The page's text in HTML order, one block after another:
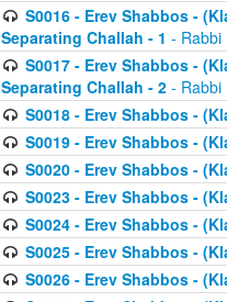
S0016 - Erev Shabbos -
Separating Challah - 1 - Rabbi
S0017 - Erev Shabbos -
Separating Challah - 2 - Rabbi
S0018 - Erev Shabbos -
S0019 - Erev Shabbos -
S0020 - Erev Shabbos -
S0023 - Erev Shabbos -
S0024 - Erev Shabbos -
S0025 - Erev Shabbos -
S0026 - Erev Shabbos -